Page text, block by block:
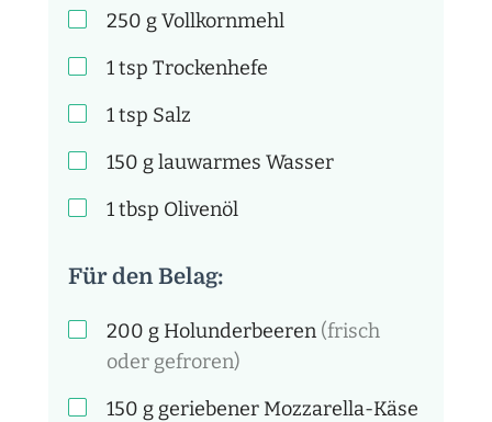
250 gVollkornmehl
1tsp Trockenhefe
1tsp Salz
150 glauwarmes Wasser
1tbsp Olivenöl
Für den Belag:
200 g Holunderbeeren (frisch
oder gefroren)
150 g geriebener Mozzarella-Käse